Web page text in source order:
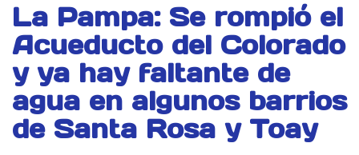
La Pampa: Se rompió el
Acueducto del Colorado
y ya hay faltante de
agua en algunos barrios
de Santa Rosa y Toay